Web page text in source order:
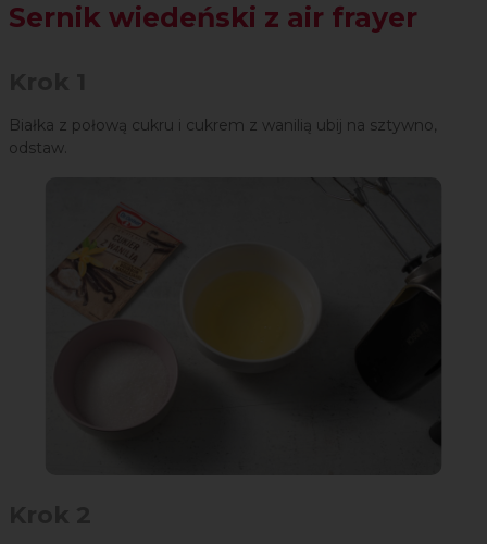
Sernik wiedeński z air frayer
Białka z połową cukru i cukrem z wanilią ubij na sztywno,
odstaw.